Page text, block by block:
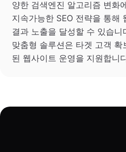
양한 검색엔진 알고리즘 변화
지속가능한 SEO 전략을 통해
결과 노출을 달성할 수 있습니
맞춤형 솔루션은 타겟 고객
된 웹사이트 운영을 지원합니